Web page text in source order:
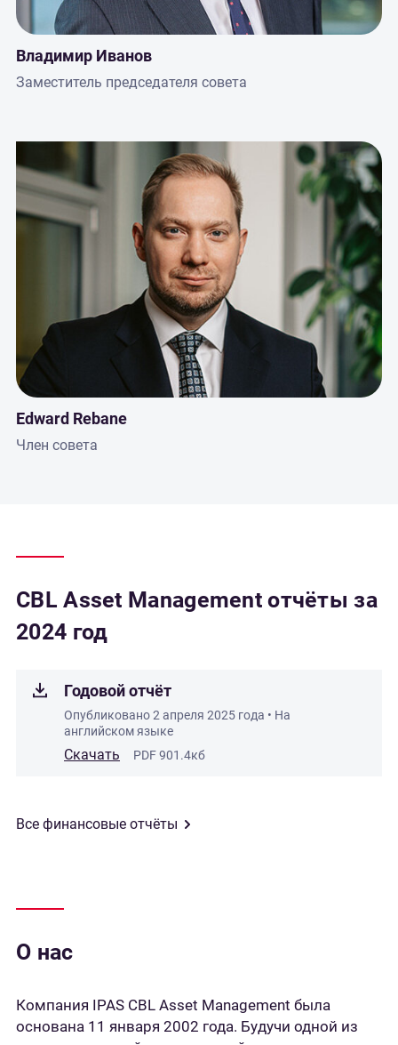
Владимир Иванов
Заместитель председателя совета
Edward Rebane
Член совета
CBL Asset Management отчёты за
2024 год
Годовой отчёт
Опубликовано2 апреля 2025 года • На
английском языке
Скачать PDF 901.4кб
Все финансовые отчёты
О нас
Компания IPAS CBL Asset Management была
основана 11 января 2002 года. Будучи одной из